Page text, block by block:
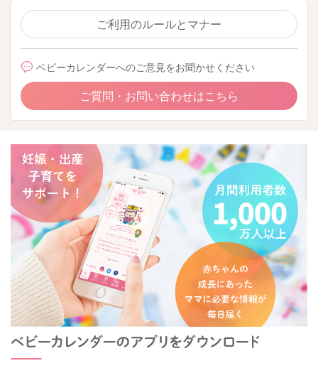
ご利用のルールとマナー
ベビーカレンダーへのご意見をお聞かせください
ご質問・お問い合わせはこちら